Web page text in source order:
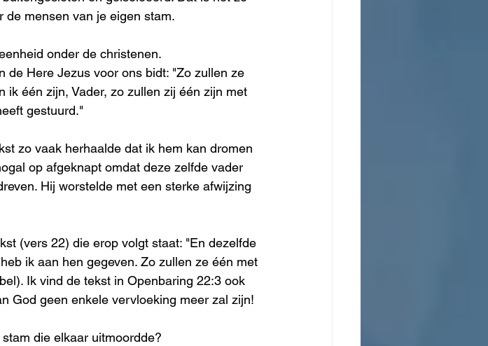
de mensen van je eigen stam.
onder de christenen.
de Here Jezus voor ons bidt: "Zo zullen ze
ik één zijn, Vader, zo zullen zij één zijn met
gestuurd."
zo vaak herhaalde dat ik hem kan dromen
op afgeknapt omdat deze zelfde vader
Hij worstelde met een sterke afwijzing
(vers 22) die erop volgt staat: "En dezelfde
ik aan hen gegeven. Zo zullen ze één met
Ik vind de tekst in Openbaring 22:3 ook
God geen enkele vervloeking meer zal zijn!
die elkaar uitmoordde?